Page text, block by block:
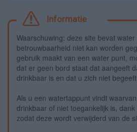
Informatie
Waarschuwing: deze site bevat
betrouwbaarheid niet kan worden
gebruik maakt van een water punt,
dat er geen bord staat dat aangeeft
drinkbaar is en dat u zich niet
Als u een watertappunt vindt
drinkbaar of niet toegankelijk is, dank
zodat deze wordt verwijderd van de